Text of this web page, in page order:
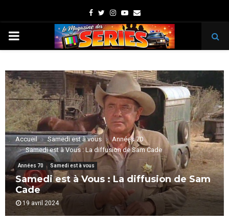
Facebook
TwitterInstagram
Youtube
Email
PRIMARY
Accueil Samedi est à vous
Années 70
Samedi est à Vous : La diffusion de Sam Cade
Années 70 Samedi est à vous
Samedi est à Vous : La diffusion de Sam
Cade
19 avril 2024